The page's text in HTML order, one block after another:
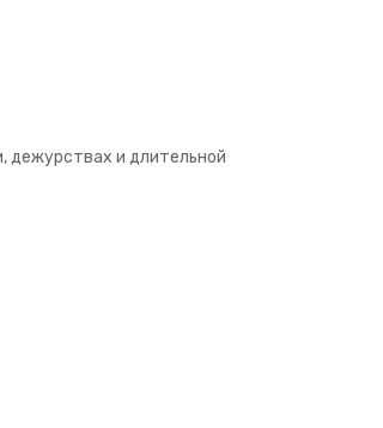
дежурствах и длительной